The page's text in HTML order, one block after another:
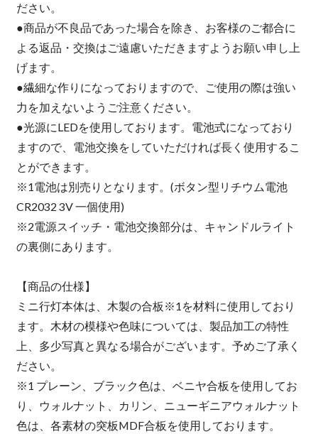
ださい。
●商品が不良品であった場合を除き、お客様のご都合に
よる返品・交換はご遠慮いただきますようお願い申し上
げます。
●繊細な作りになっておりますので、ご使用の際は強い
力を加えないようご注意ください。
●光源にLEDを使用しております。電池式になっており
ますので、電池交換をしていただければ長く使用するこ
とができます。
※1電池は別売りとなります。(ボタン型リチウム電池
CR2032 3V 一個使用)
※2電源スイッチ・電池交換部分は、キャンドルライト
の裏側にあります。
【商品の仕様】
ミニ行灯本体は、木製の合板※1を材料に使用しており
ます。木材の模様や色味については、製品加工の特性
上、多少写真と異なる場合がございます。予めご了承く
ださい。
※1 プレーン、ブラック色は、ベニヤ合板を使用してお
り、ウォルナット、カリン、ニューギニアウォルナット
色は、各素材の突板MDF合板を使用しております。